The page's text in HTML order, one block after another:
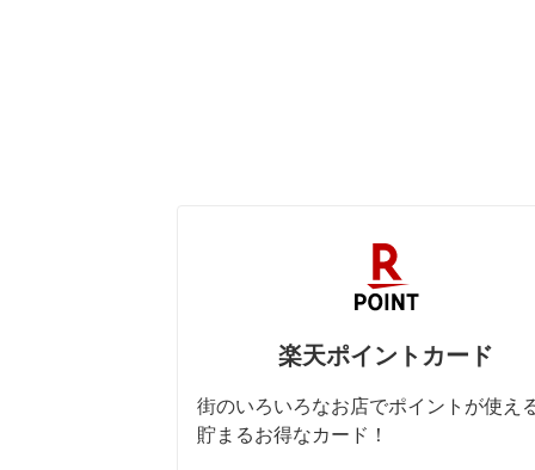
楽天ポイントカード
街のいろいろなお店でポイントが使え
貯まるお得なカード！